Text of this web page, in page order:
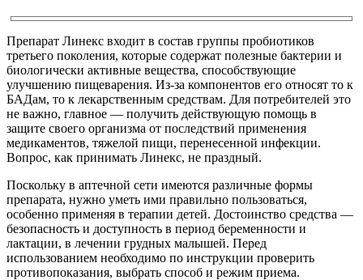
Препарат Линекс входит в состав группы пробиотиков
третьего поколения, которые содержат полезные бактерии и
биологически активные вещества, способствующие
улучшению пищеварения. Из-за компонентов его относят то к
БАДам, то к лекарственным средствам. Для потребителей это
не важно, главное — получить действующую помощь в
защите своего организма от последствий применения
медикаментов, тяжелой пищи, перенесенной инфекции.
Вопрос, как принимать Линекс, не праздный.
Поскольку в аптечной сети имеются различные формы
препарата, нужно уметь ими правильно пользоваться,
особенно применяя в терапии детей. Достоинство средства —
безопасность и доступность в период беременности и
лактации, в лечении грудных малышей. Перед
использованием необходимо по инструкции проверить
противопоказания, выбрать способ и режим приема.